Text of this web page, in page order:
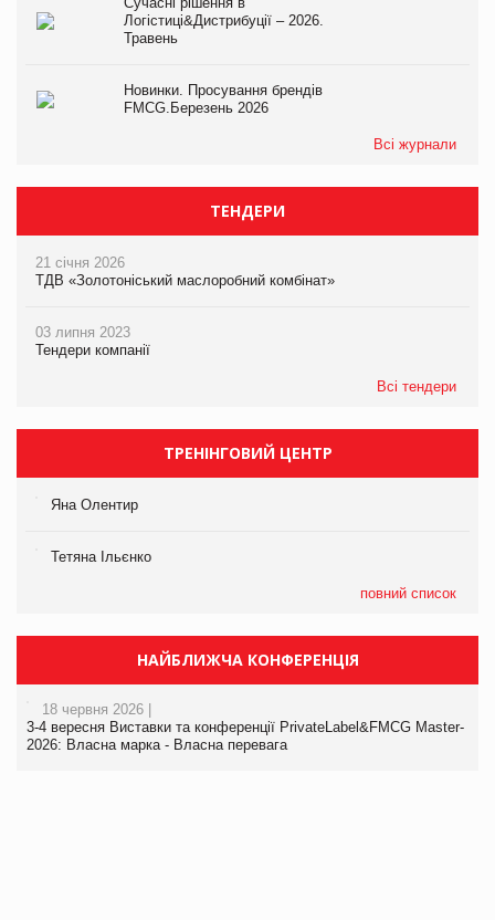
Логістиці&Дистрибуції – 2026.
Травень
Новинки. Просування брендів
FMCG.Березень 2026
Всі журнали
ТЕНДЕРИ
21 січня 2026
ТДВ «Золотоніський маслоробний комбінат»
03 липня 2023
Тендери компанії
Всі тендери
ТРЕНІНГОВИЙ ЦЕНТР
Яна Олентир
Тетяна Ільєнко
повний список
НАЙБЛИЖЧА КОНФЕРЕНЦІЯ
18 червня 2026 |
3-4 вересня Виставки та конференції PrivateLabel&FMCG Master-
2026: Власна марка - Власна перевага